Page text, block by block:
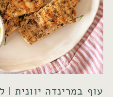
עוף במרינדה יוונית |